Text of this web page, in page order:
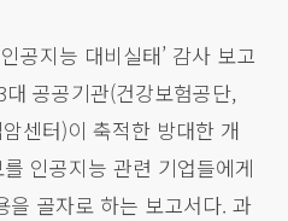
공지능 대비실태’ 감사 보고
공공기관(건강보험공단,
센터)이 축적한 방대한 개
인공지능 관련 기업들에게
을 골자로 하는 보고서다. 과